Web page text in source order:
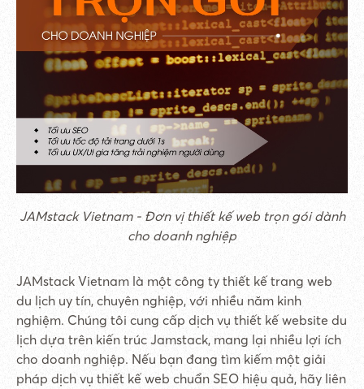
JAMstack Vietnam - Đơn vị thiết kế web trọn gói dành
cho doanh nghiệp
JAMstack Vietnam là một công ty thiết kế trang web
du lịch uy tín, chuyên nghiệp, với nhiều năm kinh
nghiệm. Chúng tôi cung cấp dịch vụ thiết kế website du
lịch dựa trên kiến trúc Jamstack, mang lại nhiều lợi ích
cho doanh nghiệp. Nếu bạn đang tìm kiếm một giải
pháp dịch vụ thiết kế web chuẩn SEO hiệu quả, hãy liên